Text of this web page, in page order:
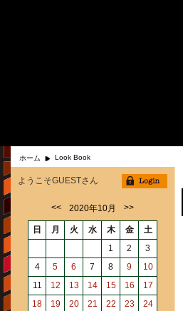
ホーム Look Book
ようこそGUESTさん
<< 2020年10月 >>
日 月 火 水 木 金
土
1
2
3
4
5 6 7 8 9
10
11
12 13 14 15 16
17
18
19 20 21 22 23
24